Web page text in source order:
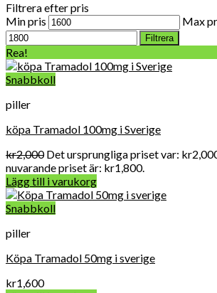
Filtrera efter pris
Min pris
Max
Filtrera
Rea!
Snabbkoll
piller
köpa Tramadol 100mg i Sverige
kr2,000 Det ursprungliga priset var:
nuvarande priset är: kr1,800.
Lägg till i varukorg
Snabbkoll
piller
Köpa Tramadol 50mg i sverige
kr1,600